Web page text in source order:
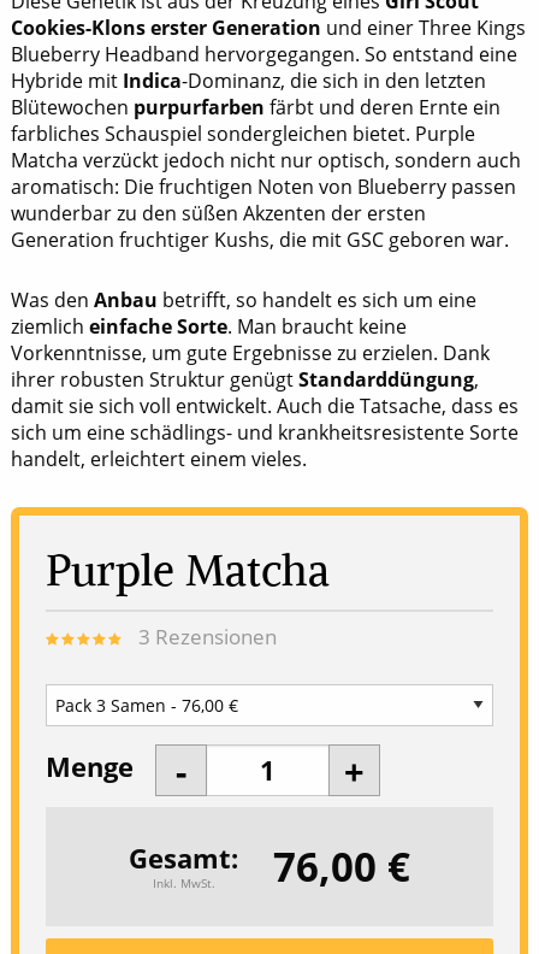
Cookies-Klons erster Generation und einer Three Kings
Blueberry Headband hervorgegangen. So entstand eine
Hybride mit Indica-Dominanz, die sich in den letzten
Blütewochen purpurfarben färbt und deren Ernte ein
farbliches Schauspiel sondergleichen bietet. Purple
Matcha verzückt jedoch nicht nur optisch, sondern auch
aromatisch: Die fruchtigen Noten von Blueberry passen
wunderbar zu den süßen Akzenten der ersten
Generation fruchtiger Kushs, die mit GSC geboren war.
Was den Anbau betrifft, so handelt es sich um eine
ziemlich einfache Sorte. Man braucht keine
Vorkenntnisse, um gute Ergebnisse zu erzielen. Dank
ihrer robusten Struktur genügtStandarddüngung,
damit sie sich voll entwickelt. Auch die Tatsache, dass es
sich um eine schädlings- und krankheitsresistente Sorte
handelt, erleichtert einem vieles.
Purple Matcha
3 Rezensionen
Menge
Gesamt
Inkl. MwSt. 76,00 €